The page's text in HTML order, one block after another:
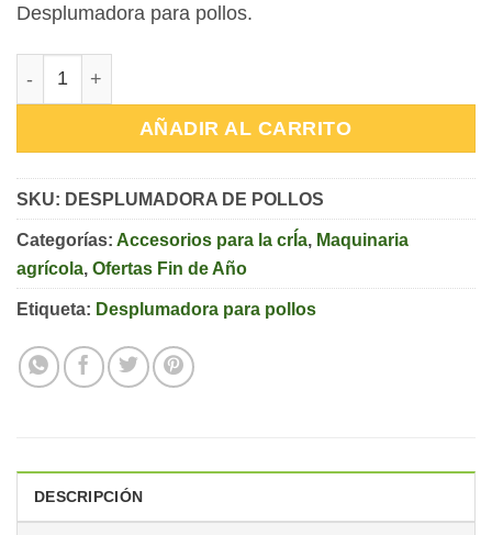
Desplumadora para pollos.
DESPLUMADORA DE POLLOS cantidad
AÑADIR AL CARRITO
SKU: DESPLUMADORA DE POLLOS
Categorías: Accesorios para la crÍa, Maquinaria
agrícola, Ofertas Fin de Año
Etiqueta: Desplumadora para pollos
DESCRIPCIÓN